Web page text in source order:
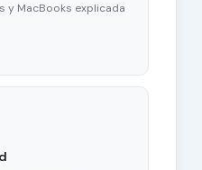
y MacBooks explicada